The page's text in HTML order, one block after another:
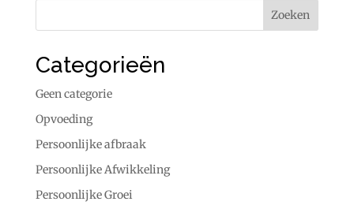
Categorieën
Geen categorie
Opvoeding
Persoonlijke afbraak
Persoonlijke Afwikkeling
Persoonlijke Groei